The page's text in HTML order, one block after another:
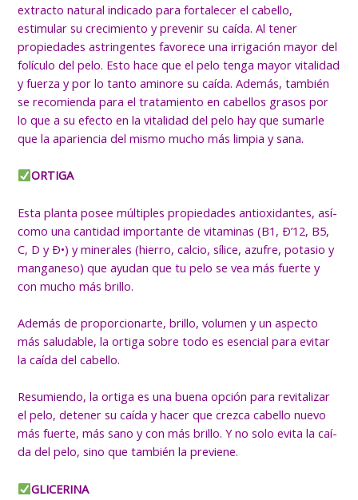
extracto natural indicado para fortalecer el cabello,
estimular su crecimiento y prevenir su caída. Al tener
propiedades astringentes favorece una irrigación mayor del
folículo del pelo. Esto hace que el pelo tenga mayor vitalidad
y fuerza y por lo tanto aminore su caída. Además, también
se recomienda para el tratamiento en cabellos grasos por
lo que a su efecto en la vitalidad del pelo hay que sumarle
que la apariencia del mismo mucho más limpia y sana.
ORTIGA
Esta planta posee múltiples propiedades antioxidantes, así­
como una cantidad importante de vitaminas (B1, Ð’12, B5,
C, D y Ð•) y minerales (hierro, calcio, sí­lice, azufre, potasio y
manganeso) que ayudan que tu pelo se vea más fuerte y
con mucho más brillo.
Además de proporcionarte, brillo, volumen y un aspecto
más saludable, la ortiga sobre todo es esencial para evitar
la caí­da del cabello.
Resumiendo, la ortiga es una buena opción para revitalizar
el pelo, detener su caí­da y hacer que crezca cabello nuevo
más fuerte, más sano y con más brillo. Y no solo evita la caí­
da del pelo, sino que también la previene.
GLICERINA